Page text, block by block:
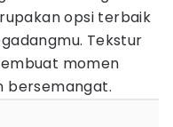
opsi terbaik
Tekstur
momen
bersemangat.